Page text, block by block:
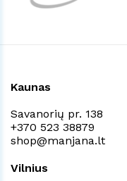
Kaunas
Savanorių pr. 138
+370 523 38879
shop@manjana.lt
Vilnius